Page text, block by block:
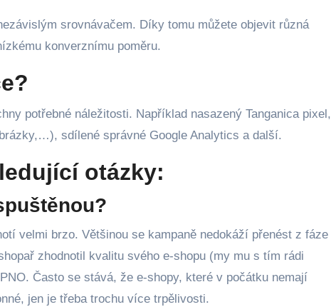
srovnávačem. Díky tomu můžete objevit různá
konverznímu poměru.
potřebné náležitosti. Například nasazený Tanganica pixel,
sdílené správné Google Analytics a další.
otázky:
velmi brzo. Většinou se kampaně nedokáží přenést z fáze
zhodnotil kvalitu svého e-shopu (my mu s tím rádi
Často se stává, že e-shopy, které v počátku nemají
jen je třeba trochu více trpělivosti.